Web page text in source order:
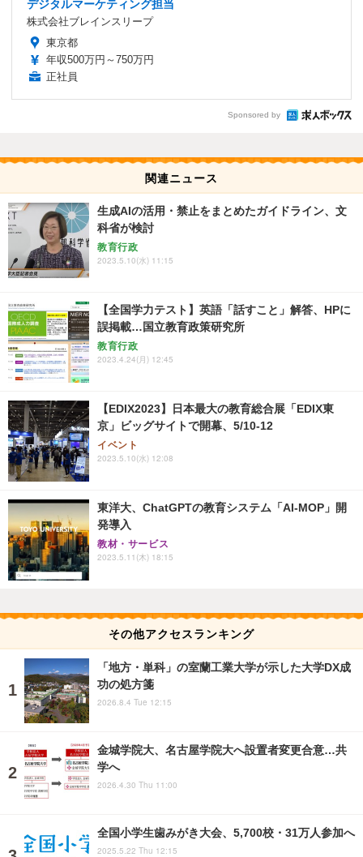
デジタルマーケティング担当
株式会社ブレインスリープ
東京都
年収500万円～750万円
正社員
Sponsored by
関連ニュース
生成AIの活用・禁止をまとめたガイドライン、文
科省が検討
教育行政
2023.5.10(水) 11:15
【全国学力テスト】英語「話すこと」解答、HPに
誤掲載…国立教育政策研究所
教育行政
2023.4.24(月) 12:45
【EDIX2023】日本最大の教育総合展「EDIX東
京」ビッグサイトで開幕、5/10-12
イベント
2023.5.10(水) 12:08
東洋大、ChatGPTの教育システム「AI-MOP」開
発導入
教材・サービス
2023.5.11(木) 18:15
その他アクセスランキング
「地方・単科」の室蘭工業大学が示した大学DX成
功の処方箋
2026.8.4 Tue 12:15
金城学院大、名古屋学院大へ設置者変更合意…共
学へ
2026.4.30 Thu 11:00
全国小学生歯みがき大会、5,700校・31万人参加へ
2025.5.22 Thu 12:15